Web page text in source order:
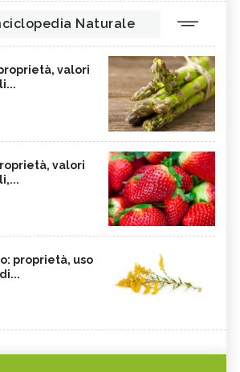
Naturale
valori
valori
proprietà, uso